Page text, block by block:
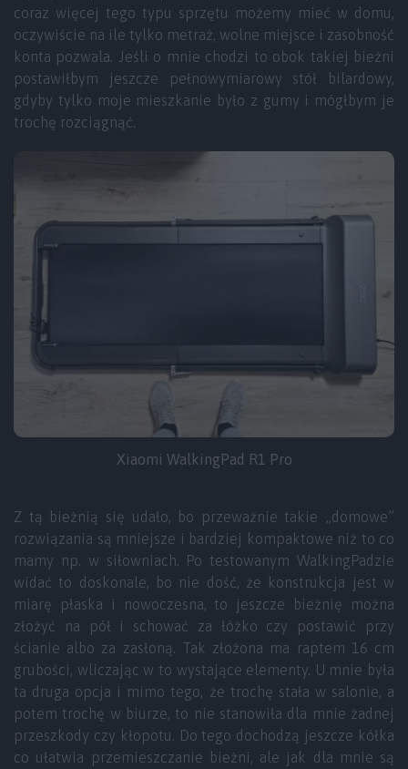
coraz więcej tego typu sprzętu możemy mieć w domu,
oczywiście na ile tylko metraż, wolne miejsce i zasobność
konta pozwala. Jeśli o mnie chodzi to obok takiej bieżni
postawiłbym jeszcze pełnowymiarowy stół bilardowy,
gdyby tylko moje mieszkanie było z gumy i mógłbym je
trochę rozciągnąć.
Xiaomi WalkingPad R1 Pro
Z tą bieżnią się udało, bo przeważnie takie „domowe”
rozwiązania są mniejsze i bardziej kompaktowe niż to co
mamy np. w siłowniach. Po testowanym WalkingPadzie
widać to doskonale, bo nie dość, że konstrukcja jest w
miarę płaska i nowoczesna, to jeszcze bieżnię można
złożyć na pół i schować za łóżko czy postawić przy
ścianie albo za zasłoną. Tak złożona ma raptem 16 cm
grubości, wliczając w to wystające elementy. U mnie była
ta druga opcja i mimo tego, że trochę stała w salonie, a
potem trochę w biurze, to nie stanowiła dla mnie żadnej
przeszkody czy kłopotu. Do tego dochodzą jeszcze kółka
co ułatwia przemieszczanie bieżni, ale jak dla mnie są